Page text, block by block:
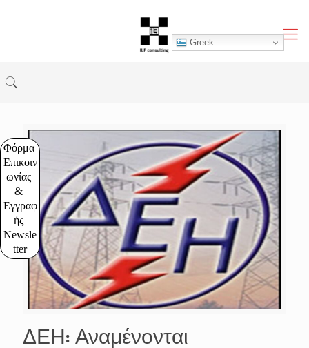
Φόρμα
Επικοιν
ωνίας
&
Εγγραφ
ής
Newsle
tter
ΔΕΗ: Αναμένονται
Greek